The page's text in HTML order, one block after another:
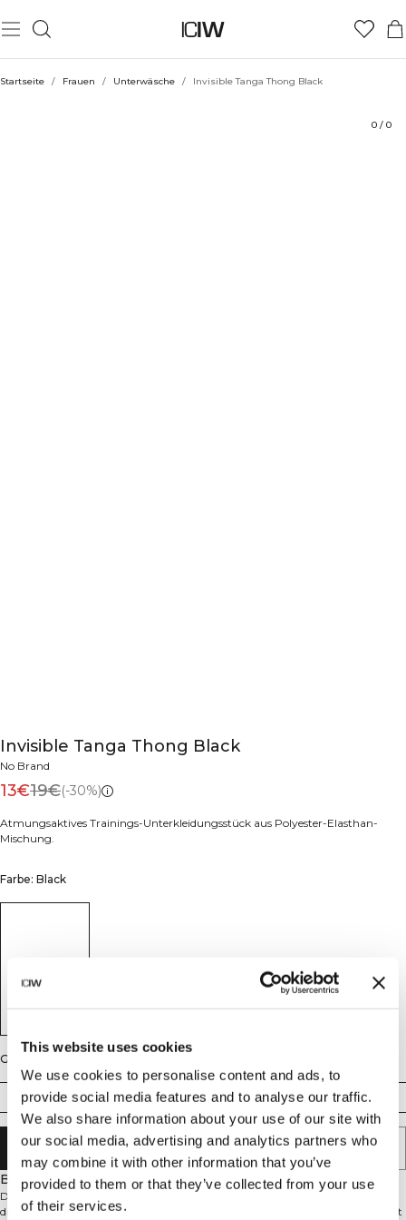
This website uses cookies
We use cookies to personalise content and ads, to
provide social media features and to analyse our traffic.
We also share information about your use of our site with
our social media, advertising and analytics partners who
may combine it with other information that you’ve
provided to them or that they’ve collected from your use
of their services.
Startseite / Frauen / Unterwäsche / Invisible Tanga Thong Black
0 / 0
Invisible Tanga Thong Black
No Brand
13€19€(-30%)
Atmungsaktives Trainings-Unterkleidungsstück aus Polyester-Elasthan-
Mischung.
Farbe: Black
Größe
XS S M L XL XXL
IN DEN WARENKORB LEGEN
Beschreibung
Dieses dünne, atmungsaktive Unterkleidungsstück wurde entwickelt, um
diskret unter deiner Sportkleidung getragen zu werden. Der leichte Stoff leitet